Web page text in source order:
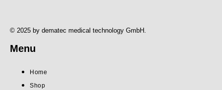
© 2025 by dematec medical technology GmbH.
Menu
Home
Shop